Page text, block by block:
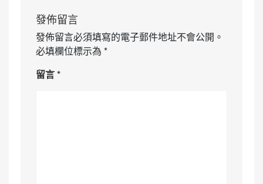
發佈留言
發佈留言必須填寫的電子郵件地址不會公開。
必填欄位標示為 *
留言*